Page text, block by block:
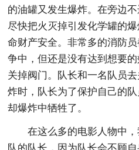
的油罐又发生爆炸。在旁边
尽快把火灭掉引发化学罐的
命财产安全。非常多的消防
争中，但还是没有达到想要
关掉阀门。队长和一名队员
炸时，队长为了保护自己的
却爆炸中牺牲了。
在这么多的电影人物中